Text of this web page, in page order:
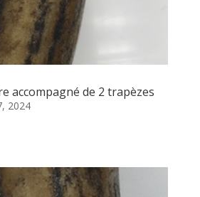
accompagné de 2 trapèzes
2024